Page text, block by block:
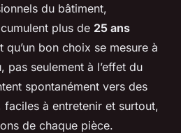
du bâtiment,
plus de 25 ans
qu’un bon choix se mesure à
pas seulement à l’effet du
spontanément vers des
faciles à entretenir et surtout,
de chaque pièce.